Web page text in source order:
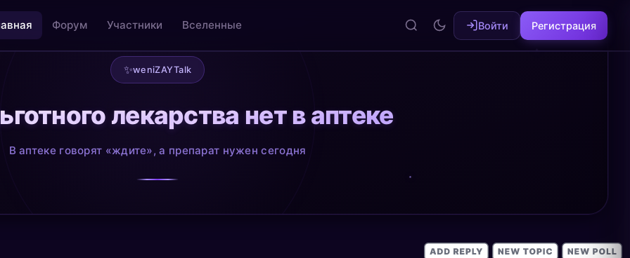
Форум Участники Вселенные Войти Регистрация
Творчество как медитация
✨weniZAYTalk
лекарства нет в аптеке
В аптеке говорят «ждите», а препарат нужен сегодня